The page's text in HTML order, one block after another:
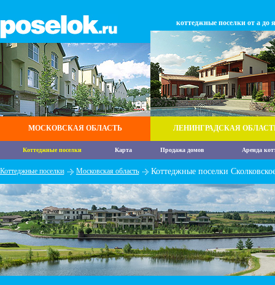
МОСКОВСКАЯ ОБЛАСТЬ
коттеджные поселки от а до я
ЛЕНИНГРАДСКАЯ
Коттеджные поселки Карта Продажа домов Аренда
Коттеджные поселки Московская область Коттеджные поселки